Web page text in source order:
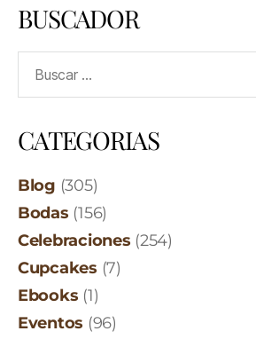
BUSCADOR
CATEGORIAS
Blog (305)
Bodas (156)
Celebraciones (254)
Cupcakes (7)
Ebooks (1)
Eventos (96)